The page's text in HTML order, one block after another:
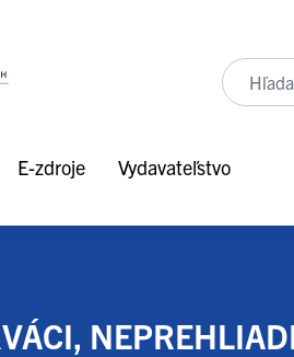
E-zdroje Vydavateľstvo